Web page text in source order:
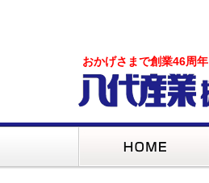
おかげさまで創業46周年